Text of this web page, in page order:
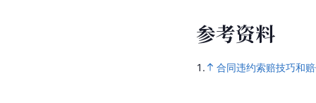
参考资料
1. 合同违约索赔技巧和